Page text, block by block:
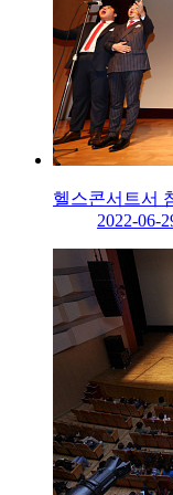
헬스콘서트서
2022-06-